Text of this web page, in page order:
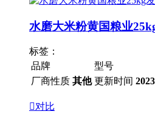
水磨大米粉黄国粮业
标签：
品牌
型号
厂商性质 其他 更新时间
对比